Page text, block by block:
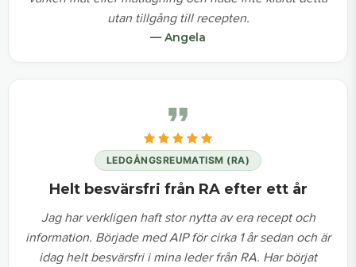
utan tillgång till recepten.
— Angela
LEDGÅNGSREUMATISM (RA)
Helt besvärsfri från RA efter ett år
Jag har verkligen haft stor nytta av era recept och
information. Började med AIP för cirka 1 år sedan och är
idag helt besvärsfri i mina leder från RA. Har börjat